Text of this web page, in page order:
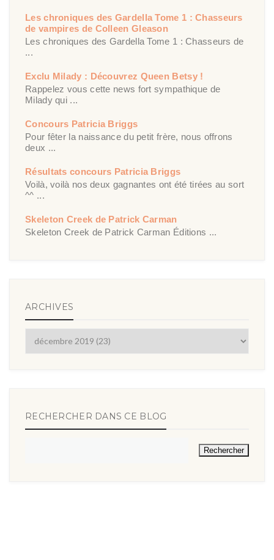
Les chroniques des Gardella Tome 1 : Chasseurs
de vampires de Colleen Gleason
Les chroniques des Gardella Tome 1 : Chasseurs de
...
Exclu Milady : Découvrez Queen Betsy !
Rappelez vous cette news fort sympathique de
Milady qui ...
Concours Patricia Briggs
Pour fêter la naissance du petit frère, nous offrons
deux ...
Résultats concours Patricia Briggs
Voilà, voilà nos deux gagnantes ont été tirées au sort
^^ ...
Skeleton Creek de Patrick Carman
Skeleton Creek de Patrick Carman Éditions ...
ARCHIVES
RECHERCHER DANS CE BLOG